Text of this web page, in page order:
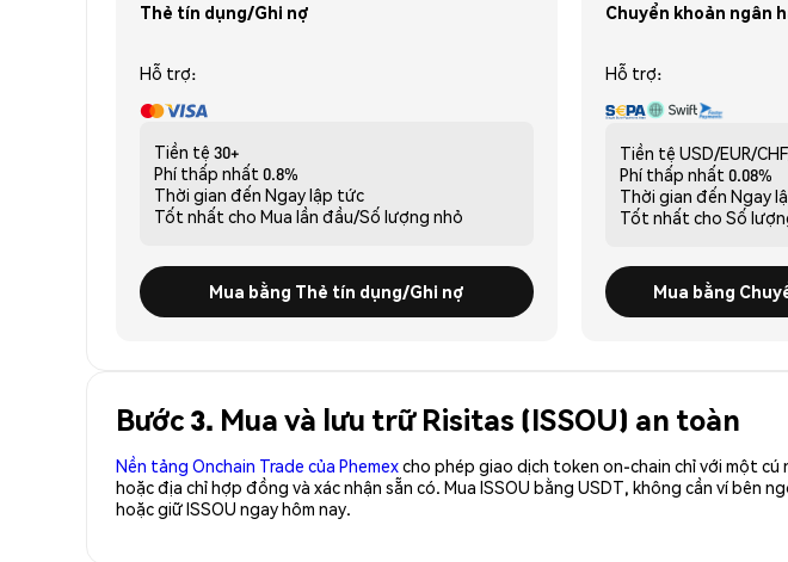
Thẻ tín dụng/Ghi nợ
Hỗ trợ:
Tiền tệ 30+
Phí thấp nhất 0.8%
Thời gian đến Ngay lập tức
Tốt nhất cho Mua lần đầu/Số lượng nhỏ
Mua bằng Thẻ tín dụng/Ghi nợ
Chuyển khoản ngân
Hỗ trợ:
Tiền tệ USD/EUR/
Phí thấp nhất 0.08%
Thời gian đến Ngay
Tốt nhất cho Số
Mua bằng
Bước 3. Mua và lưu trữ Risitas (ISSOU) an toàn
Nền tảng Onchain Trade của Phemexcho phép giao dịch token on-chain chỉ với một
hoặc địa chỉ hợp đồng và xác nhận sẵn có. Mua ISSOU bằng USDT, không cần ví bên
hoặc giữ ISSOU ngay hôm nay.